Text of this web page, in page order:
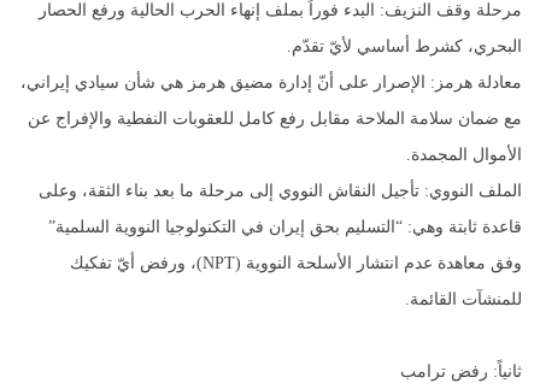
مرحلة وقف النزيف: البدء فوراً بملف إنهاء الحرب الحالية ورفع الحصار
البحري، كشرط أساسي لأيّ تقدّم.
معادلة هرمز: الإصرار على أنّ إدارة مضيق هرمز هي شأن سيادي إيراني،
مع ضمان سلامة الملاحة مقابل رفع كامل للعقوبات النفطية والإفراج عن
الأموال المجمدة.
الملف النووي: تأجيل النقاش النووي إلى مرحلة ما بعد بناء الثقة، وعلى
قاعدة ثابتة وهي: “التسليم بحق إيران في التكنولوجيا النووية السلمية”
وفق معاهدة عدم انتشار الأسلحة النووية (NPT)، ورفض أيّ تفكيك
للمنشآت القائمة.
ثانياً: رفض ترامب